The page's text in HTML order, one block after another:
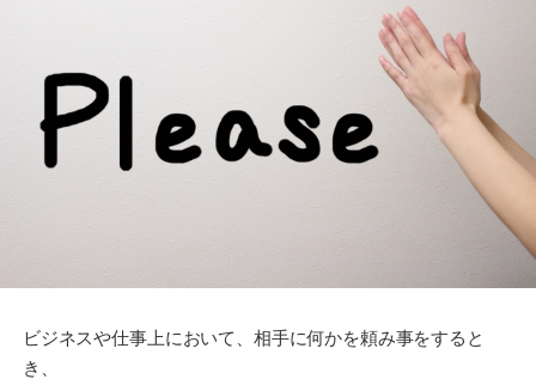
ビジネスや仕事上において、相手に何かを頼み事をすると
き、